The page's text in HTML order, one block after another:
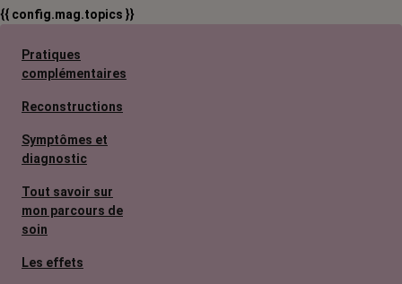
{{ config.mag.topics }}
Pratiques
complémentaires
Reconstructions
Symptômes et
diagnostic
Tout savoir sur
mon parcours de
soin
Les effets